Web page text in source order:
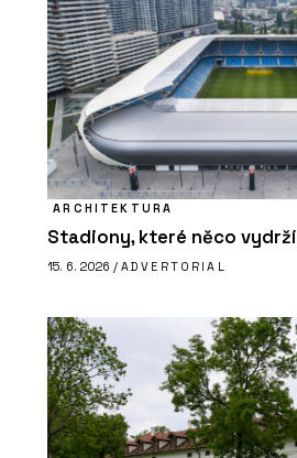
ARCHITEKTURA
Stadiony, které něco vydrží
15. 6. 2026 / ADVERTORIAL